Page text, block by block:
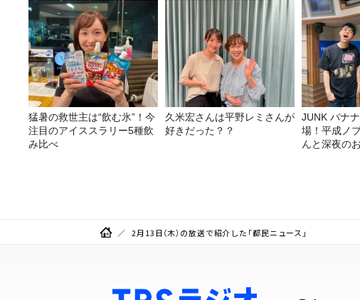
猛暑の救世主は“飲む氷”！今
注目のアイススラリー5種飲
み比べ
久米宏さんは平野レミさんが
好きだった？？
JUNK バナナマン「番組初登
場！平成ノ
んと深夜の
2月13日（木）の放送で紹介した「都民ニュース」